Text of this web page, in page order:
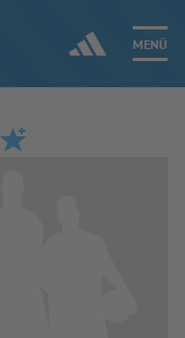
MENÜ
Jetzt einloggen